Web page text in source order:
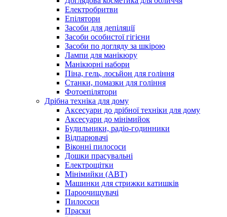
Електробритви
Епілятори
Засоби для депіляції
Засоби особистої гігієни
Засоби по догляду за шкірою
Лампи для манікюру
Манікюрні набори
Піна, гель, лосьйон для гоління
Станки, помазки для гоління
Фотоепілятори
Дрібна техніка для дому
Аксесуари до дрібної техніки для дому
Аксесуари до мінімийок
Будильники, радіо-годинники
Відпарювачі
Віконні пилососи
Дошки прасувальні
Електрощітки
Мінімийки (АВТ)
Машинки для стрижки катишків
Пароочищувачі
Пилососи
Праски